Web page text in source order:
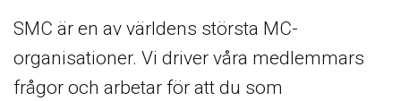
SMC är en av världens största MC-
organisationer. Vi driver våra medlemmars
frågor och arbetar för att du som